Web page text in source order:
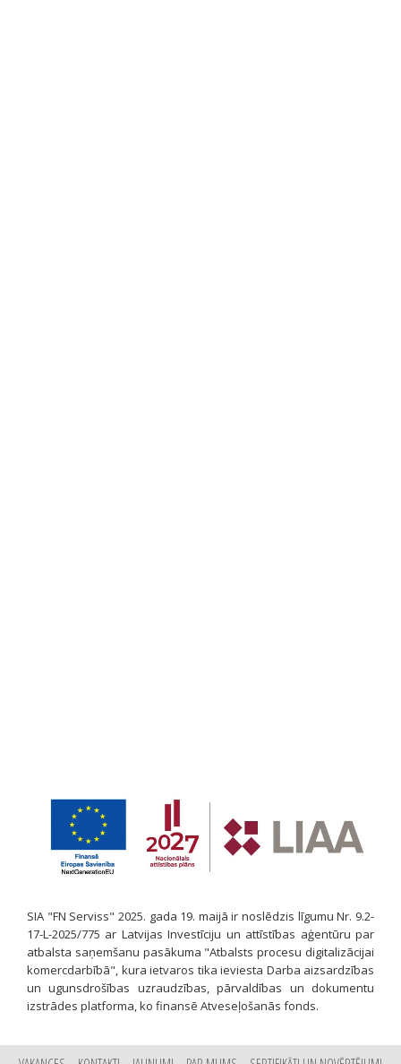
SIA "FN Serviss" 2025. gada 19. maijā ir noslēdzis līgumu Nr. 9.2-
17-L-2025/775 ar Latvijas Investīciju un attīstības aģentūru par
atbalsta saņemšanu pasākuma "Atbalsts procesu digitalizācijai
komercdarbībā", kura ietvaros tika ieviesta Darba aizsardzības
un ugunsdrošības uzraudzības, pārvaldības un dokumentu
izstrādes platforma, ko finansē Atveseļošanās fonds.